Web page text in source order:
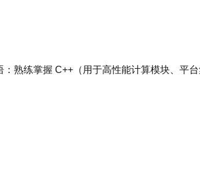
熟练掌握 C++（用于高性能计算模块、平